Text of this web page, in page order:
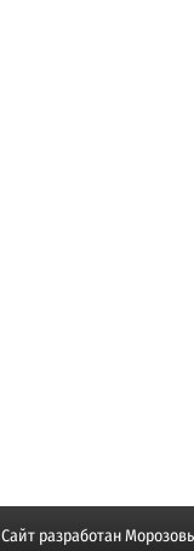
Сайт разработан